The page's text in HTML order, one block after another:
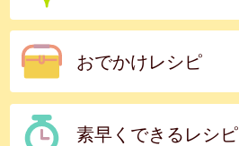
おでかけレシピ
素早くできるレシピ